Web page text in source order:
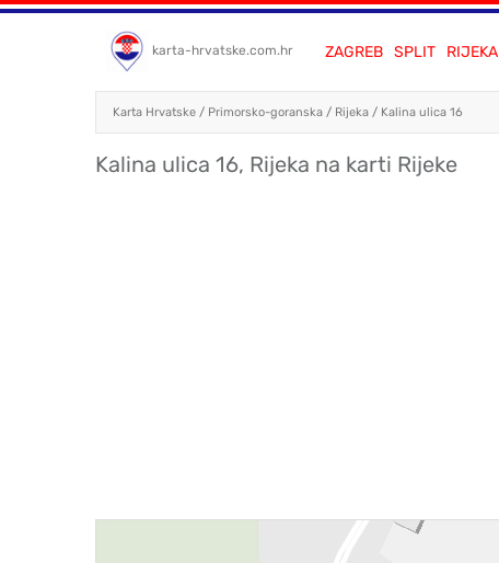
karta-hrvatske.com.hr ZAGREB SPLIT RIJEKA
Karta Hrvatske / Primorsko-goranska / Rijeka / Kalina ulica 16
Kalina ulica 16, Rijeka na karti Rijeke